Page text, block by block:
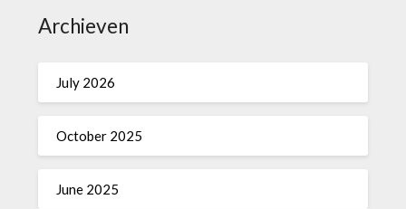
Archieven
July 2026
October 2025
June 2025